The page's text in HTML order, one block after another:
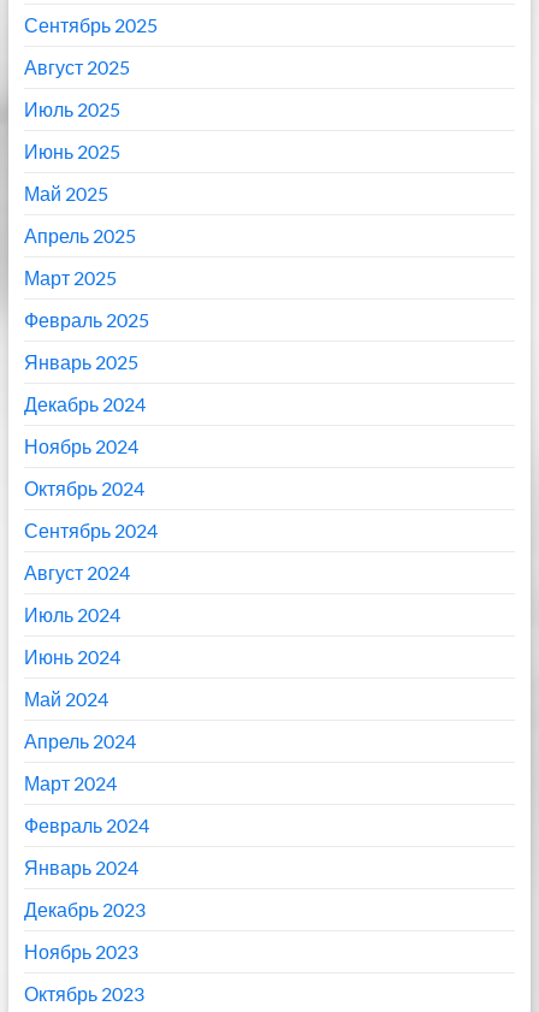
Сентябрь 2025
Август 2025
Июль 2025
Июнь 2025
Май 2025
Апрель 2025
Март 2025
Февраль 2025
Январь 2025
Декабрь 2024
Ноябрь 2024
Октябрь 2024
Сентябрь 2024
Август 2024
Июль 2024
Июнь 2024
Май 2024
Апрель 2024
Март 2024
Февраль 2024
Январь 2024
Декабрь 2023
Ноябрь 2023
Октябрь 2023